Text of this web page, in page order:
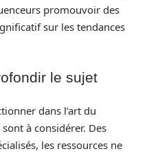
promouvoir des
sur les tendances
le sujet
dans l’art du
à considérer. Des
les ressources ne